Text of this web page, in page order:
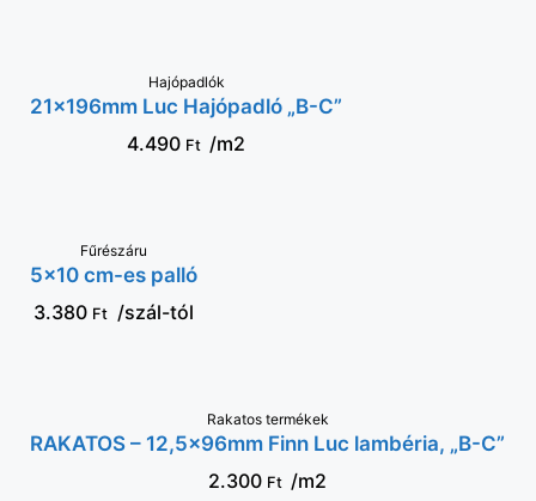
KOSÁRBA
Hajópadlók
21x196mm Luc Hajópadló „B-C”
4.490 Ft /m2
VÁLASSZ
OPCIÓT
Fűrészáru
5×10 cm-es palló
3.380 Ft /szál-tól
KOSÁRBA
Rakatos termékek
RAKATOS – 12,5x96mm Finn Luc lambéria, „B-C”
2.300 Ft /m2